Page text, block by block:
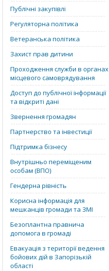
Публічні закупівлі
Регуляторна політика
Ветеранська політика
Захист прав дитини
Проходження служби в органах
місцевого самоврядування
Доступ до публічної інформації
та відкриті дані
Звернення громадян
Партнерство та інвестиції
Підтримка бізнесу
Внутрішньо переміщеним
особам (ВПО)
Гендерна рівність
Корисна інформація для
мешканців громади та ЗМІ
Безоплантна правнича
допомога в громаді
Евакуація з території ведення
бойових дій в Запорізькій
області